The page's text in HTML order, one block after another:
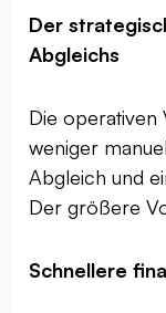
Der
Abgleichs
Die operativen
weniger
Abgleich und
Der größere
Schnellere